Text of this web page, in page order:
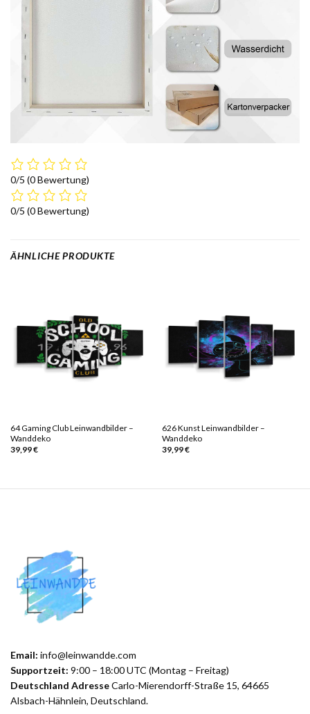
0/5 (0 Bewertung)
0/5 (0 Bewertung)
ÄHNLICHE PRODUKTE
64 Gaming Club Leinwandbilder –
Wanddeko
39,99€
626 Kunst Leinwandbilder –
Wanddeko
39,99€
Email: info@leinwandde.com
Supportzeit: 9:00 – 18:00 UTC (Montag – Freitag)
Deutschland AdresseCarlo-Mierendorff-Straße 15, 64665
Alsbach-Hähnlein, Deutschland.